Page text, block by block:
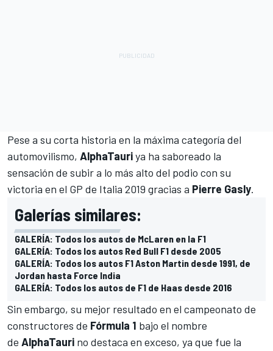
Pese a su corta historia en la máxima categoría del
automovilismo, AlphaTauriya ha saboreado la
sensación de subir a lo más alto del podio con su
victoria en el GP de Italia 2019 gracias a Pierre Gasly.
Galerías similares:
GALERÍA: Todos los autos de McLaren en la F1
GALERÍA: Todos los autos Red Bull F1 desde 2005
GALERÍA: Todos los autos F1 Aston Martin desde 1991, de
Jordan hasta Force India
GALERÍA: Todos los autos de F1 de Haas desde 2016
Sin embargo, su mejor resultado en el campeonato de
constructores de Fórmula 1 bajo el nombre
de AlphaTauri no destaca en exceso, ya que fue la